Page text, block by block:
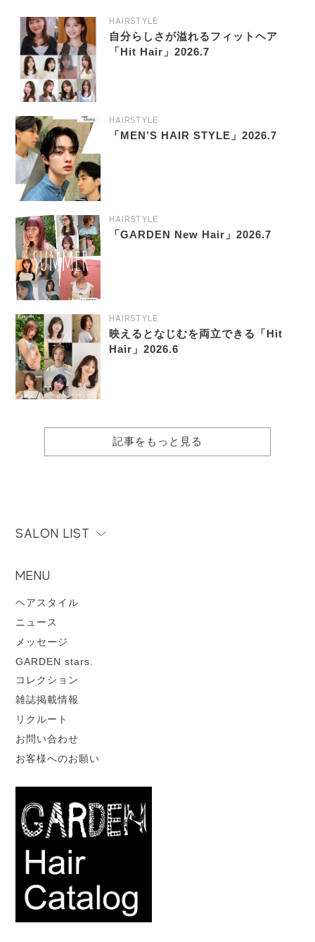
HAIRSTYLE
自分らしさが溢れるフィットヘア
「Hit Hair」2026.7
HAIRSTYLE
「MEN’S HAIR STYLE」2026.7
HAIRSTYLE
「GARDEN New Hair」2026.7
HAIRSTYLE
映えるとなじむを両立できる「Hit
Hair」2026.6
記事をもっと見る
SALON LIST
MENU
ヘアスタイル
ニュース
メッセージ
GARDEN stars.
コレクション
雑誌掲載情報
リクルート
お問い合わせ
お客様へのお願い